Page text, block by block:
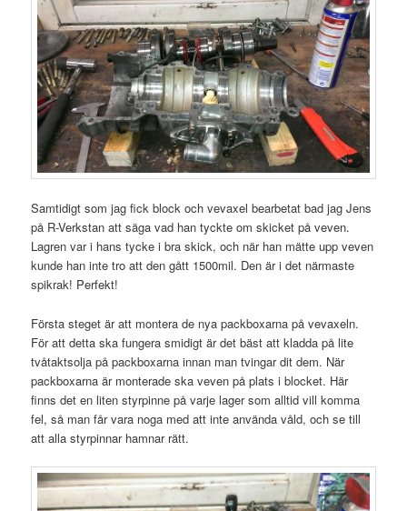
Samtidigt som jag fick block och vevaxel bearbetat bad jag Jens
på R-Verkstan att säga vad han tyckte om skicket på veven.
Lagren var i hans tycke i bra skick, och när han mätte upp veven
kunde han inte tro att den gått 1500mil. Den är i det närmaste
spikrak! Perfekt!
Första steget är att montera de nya packboxarna på vevaxeln.
För att detta ska fungera smidigt är det bäst att kladda på lite
tvåtaktsolja på packboxarna innan man tvingar dit dem. När
packboxarna är monterade ska veven på plats i blocket. Här
finns det en liten styrpinne på varje lager som alltid vill komma
fel, så man får vara noga med att inte använda våld, och se till
att alla styrpinnar hamnar rätt.